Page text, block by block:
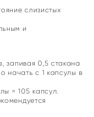
слизистых
и
запивая 0,5 стакана
начать с 1 капсулы в
= 105 капсул.